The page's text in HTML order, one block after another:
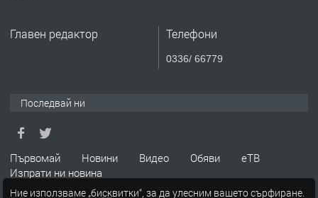
ТЪРСИ Търсим работник
Главен редактор Телефони
0336/ 66779
Последвай ни
Първомай Новини Видео Обяви
еТВ
Изпрати ни новина
Ние използваме „бисквитки“, за да улесним вашето сърфиране.